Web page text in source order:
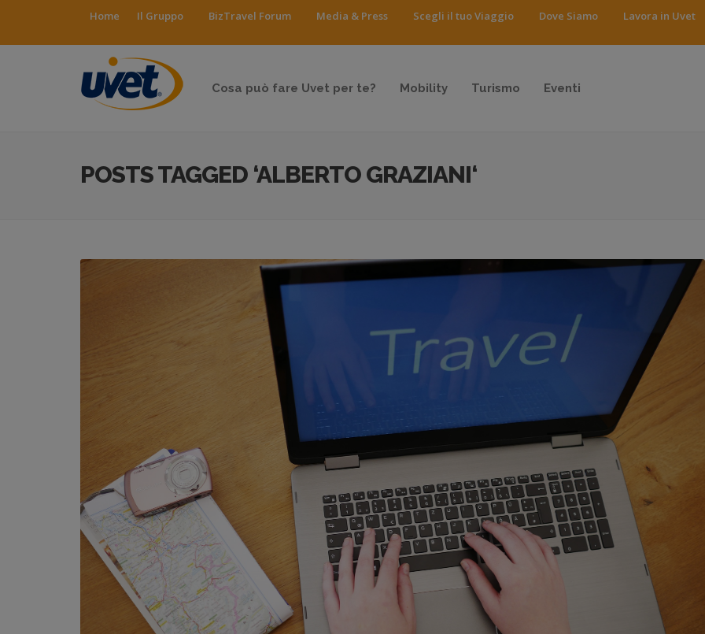
Home Il Gruppo BizTravel Forum Media & Press Scegli il tuo Viaggio Dove Siamo Lavora in Uvet
Cosa può fare Uvet per te? Mobility Turismo Eventi
POSTS TAGGED ‘ALBERTO GRAZIANI‘